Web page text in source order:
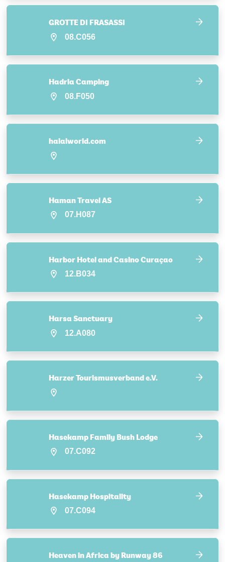
GROTTE DI FRASASSI
08.C056
Hadria Camping
08.F050
halalworld.com
Haman Travel AS
07.H087
Harbor Hotel and Casino Curaçao
12.B034
Harsa Sanctuary
12.A080
Harzer Tourismusverband e.V.
Hasekamp Family Bush Lodge
07.C092
Hasekamp Hospitality
07.C094
Heaven in Africa by Runway 86